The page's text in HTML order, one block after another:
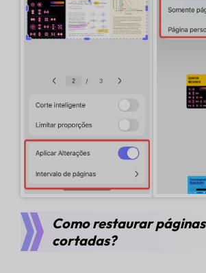
Como restaurar páginas
cortadas?